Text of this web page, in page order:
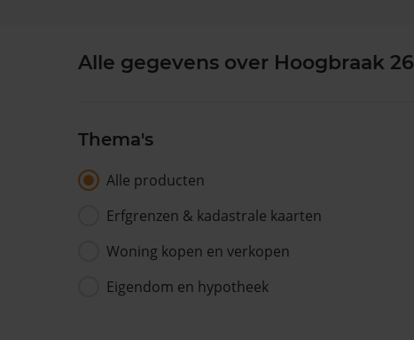
Alle gegevens over Hoogbraak 26
Thema's
Alle producten
Erfgrenzen & kadastrale kaarten
Woning kopen en verkopen
Eigendom en hypotheek